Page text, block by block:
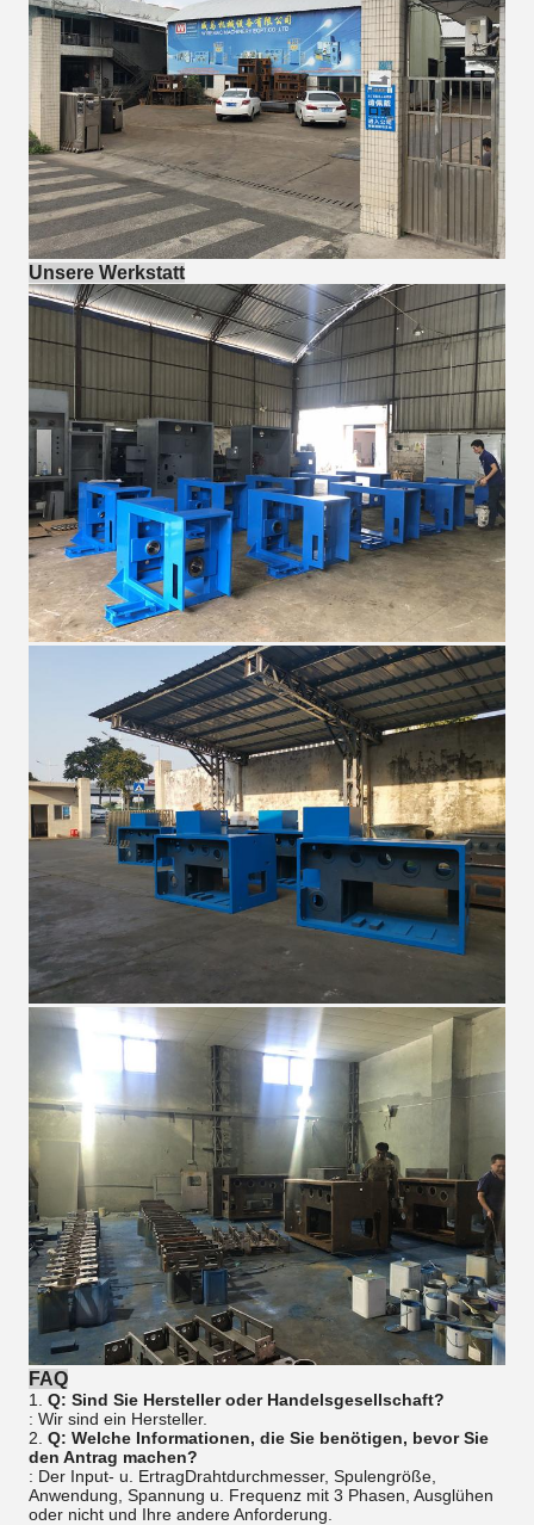
Unsere Werkstatt
FAQ
1. Q: Sind Sie Hersteller oder Handelsgesellschaft?
: Wir sind ein Hersteller.
2. Q: Welche Informationen, die Sie benötigen, bevor Sie
den Antrag machen?
: Der Input- u. ErtragDrahtdurchmesser, Spulengröße,
Anwendung, Spannung u. Frequenz mit 3 Phasen, Ausglühen
oder nicht und Ihre andere Anforderung.